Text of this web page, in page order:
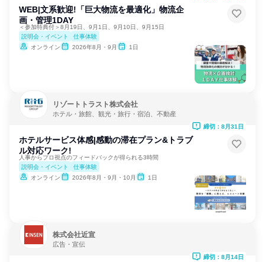
WEB|文系歓迎!「巨大物流を最適化」物流企
画・管理1DAY
＜参加特典付＞8月19日、9月1日、9月10日、9月15日
説明会・イベント
仕事体験
オンライン
2026年8月・9月 1日
リゾートトラスト株式会社
ホテル・旅館、観光・旅行・宿泊、不動産
ホテルサービス体感|感動の滞在プラン&トラブ
ル対応ワーク!
人事からプロ視点のフィードバックが得られる3時間
説明会・イベント
仕事体験
オンライン
2026年8月・9月・10月 1日
締切：8月31日
株式会社近宣
広告・宣伝
締切：8月14日